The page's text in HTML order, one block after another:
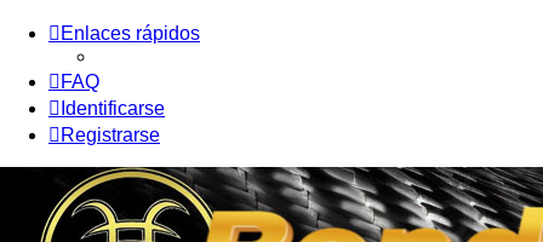
Enlaces rápidos
FAQ
Identificarse
Registrarse